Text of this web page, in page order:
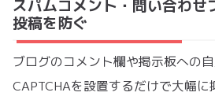
スパムコメント・問い合わせ
投稿を防ぐ
ブログのコメント欄や掲示板への自
CAPTCHAを設置するだけで大幅に